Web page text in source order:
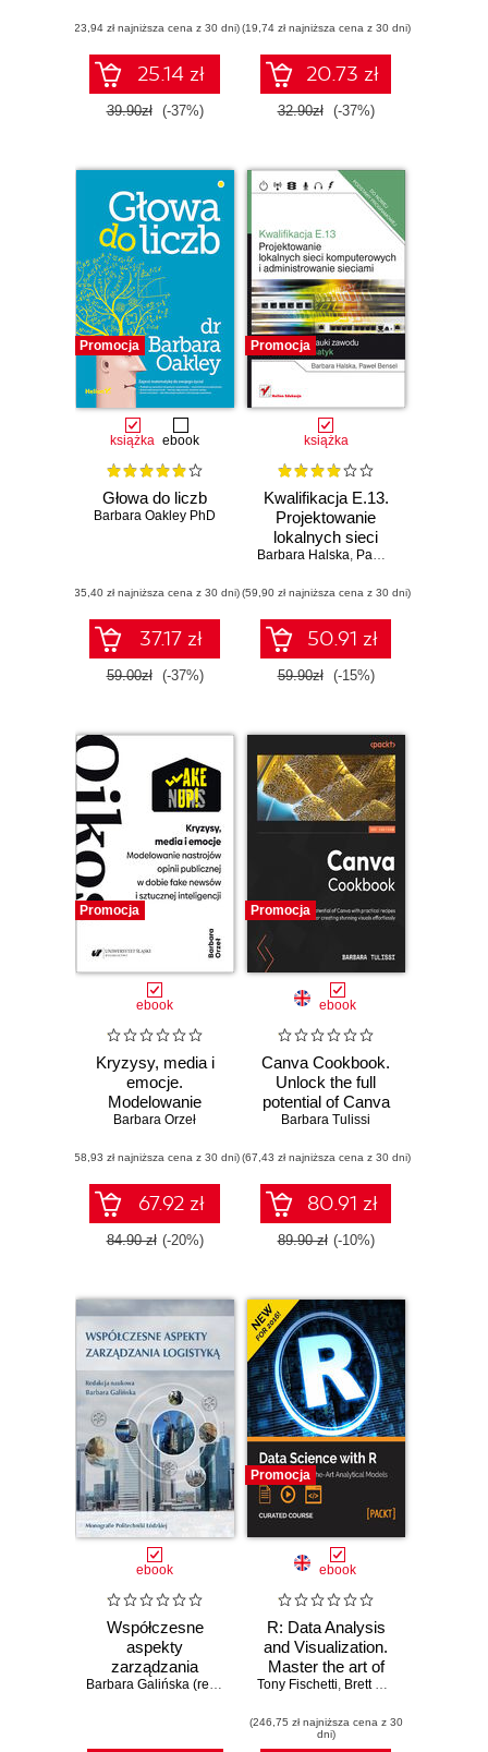
(23,94 zł najniższa cena z 30 dni)
25.14 zł
39.90zł (-37%)
(19,74 zł najniższa cena z 30 dni)
20.73 zł
32.90zł (-37%)
Promocja
książka ebook
Głowa do liczb
Barbara Oakley PhD
(35,40 zł najniższa cena z 30 dni)
37.17 zł
59.00zł (-37%)
Promocja
książka
Kwalifikacja E.13.
Projektowanie
lokalnych sieci
komputerowych i
sieciami
Barbara Halska, Paweł Bensel
(59,90 zł najniższa cena z 30 dni)
50.91 zł
59.90zł (-15%)
Promocja
ebook
Kryzysy, media i
emocje.
Modelowanie
nastrojów opinii
fake newsów i
sztucznej
inteligencji
Barbara Orzeł
(58,93 zł najniższa cena z 30 dni)
67.92 zł
84.90 zł (-20%)
Promocja
ebook
Canva Cookbook.
Unlock the full
potential of Canva
with practical
stunning visuals
effortlessly
Barbara Tulissi
(67,43 zł najniższa cena z 30 dni)
80.91 zł
89.90 zł (-10%)
ebook
Współczesne
aspekty
zarządzania
logistyką
Barbara Galińska (red.)
Promocja
ebook
R: Data Analysis
and Visualization.
Master the art of
building analytical
Tony Fischetti, Brett Lantz
(246,75 zł najniższa cena z 30
dni)